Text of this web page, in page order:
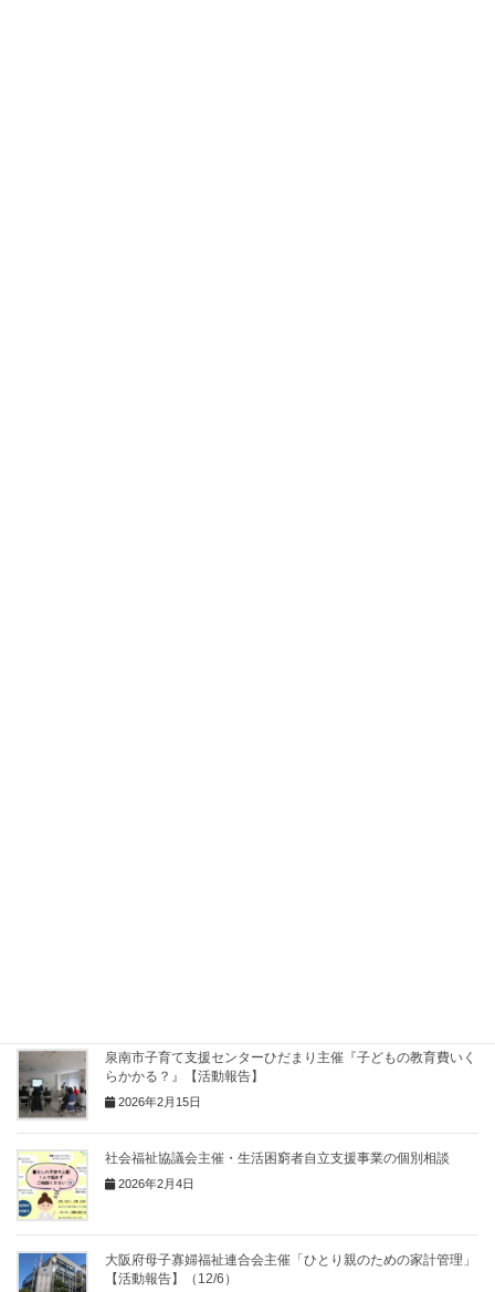
泉南市子育て支援センターひだまり主催『子どもの教育費いく
らかかる？』【活動報告】
2026年2月15日
社会福祉協議会主催・生活困窮者自立支援事業の個別相談
2026年2月4日
大阪府母子寡婦福祉連合会主催「ひとり親のための家計管理」
【活動報告】（12/6）